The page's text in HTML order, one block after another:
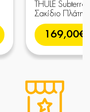
THULE
Σακίδιο Πλάτης
169,00€